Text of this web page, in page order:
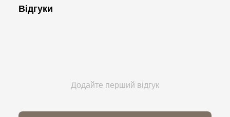
Відгуки
Додайте перший відгук